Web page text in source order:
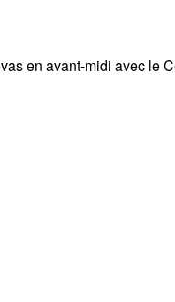
en avant-midi avec le